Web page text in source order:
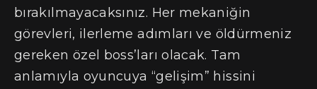
bırakılmayacaksınız. Her mekaniğin
görevleri, ilerleme adımları ve öldürmeniz
gereken özel boss’ları olacak. Tam
anlamıyla oyuncuya “gelişim” hissini